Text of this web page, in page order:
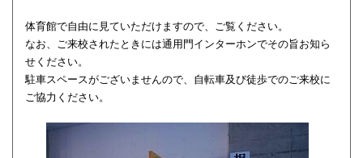
体育館で自由に見ていただけますので、ご覧ください。
なお、ご来校されたときには通用門インターホンでその旨お知ら
せください。
駐車スペースがございませんので、自転車及び徒歩でのご来校に
ご協力ください。